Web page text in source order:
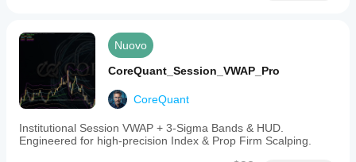
Nuovo
CoreQuant_Session_VWAP_Pro
CoreQuant
Institutional Session VWAP + 3-Sigma Bands & HUD.
Engineered for high-precision Index & Prop Firm Scalping.